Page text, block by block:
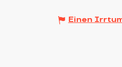
Einen